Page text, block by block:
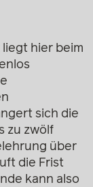
liegt hier beim
sich die
zu zwölf
über
die Frist
kann also